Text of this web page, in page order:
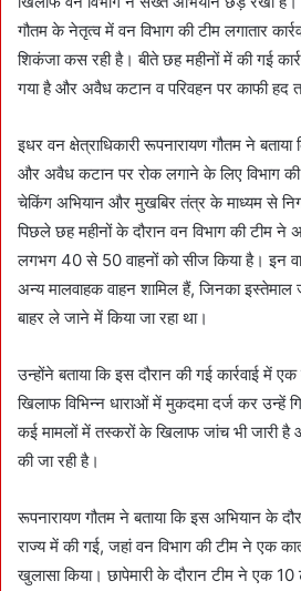
गौतम के नेतृत्व में वन विभाग की टीम लगातार
शिकंजा कस रही है। बीते छह महीनों में की गई
गया है और अवैध कटान व परिवहन पर काफी हद
इधर वन क्षेत्राधिकारी रूपनारायण गौतम ने
और अवैध कटान पर रोक लगाने के लिए विभाग
चेकिंग अभियान और मुखबिर तंत्र के माध्यम से
पिछले छह महीनों के दौरान वन विभाग की टीम
लगभग 40 से 50 वाहनों को सीज किया है। इन
अन्य मालवाहक वाहन शामिल हैं, जिनका
बाहर ले जाने में किया जा रहा था।
उन्होंने बताया कि इस दौरान की गई कार्रवाई
खिलाफ विभिन्न धाराओं में मुकदमा दर्ज कर उन्हें
कई मामलों में तस्करों के खिलाफ जांच भी जारी है
की जा रही है।
रूपनारायण गौतम ने बताया कि इस अभियान के
राज्य में की गई, जहां वन विभाग की टीम ने एक
खुलासा किया। छापेमारी के दौरान टीम ने एक